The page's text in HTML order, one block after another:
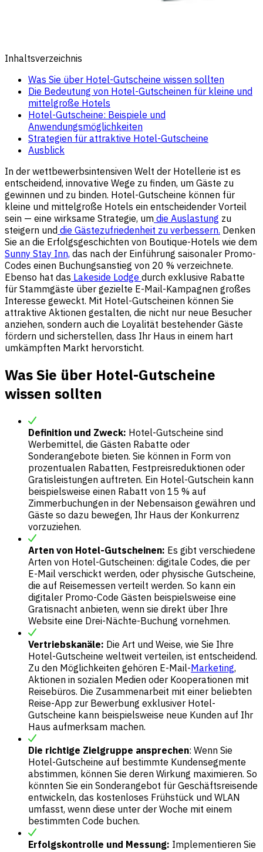
Inhaltsverzeichnis
Was Sie über Hotel-Gutscheine wissen sollten
Die Bedeutung von Hotel-Gutscheinen für kleine und
mittelgroße Hotels
Hotel-Gutscheine: Beispiele und
Anwendungsmöglichkeiten
Strategien für attraktive Hotel-Gutscheine
Ausblick
In der wettbewerbsintensiven Welt der Hotellerie ist es
entscheidend, innovative Wege zu finden, um Gäste zu
gewinnen und zu binden. Hotel-Gutscheine können für
kleine und mittelgroße Hotels ein entscheidender Vorteil
sein — eine wirksame Strategie, um die Auslastung zu
steigern und die Gästezufriedenheit zu verbessern. Denken
Sie an die Erfolgsgeschichten von Boutique-Hotels wie dem
Sunny Stay Inn, das nach der Einführung saisonaler Promo-
Codes einen Buchungsanstieg von 20 % verzeichnete.
Ebenso hat das Lakeside Lodge durch exklusive Rabatte
für Stammgäste über gezielte E-Mail-Kampagnen großes
Interesse geweckt. Mit Hotel-Gutscheinen können Sie
attraktive Aktionen gestalten, die nicht nur neue Besucher
anziehen, sondern auch die Loyalität bestehender Gäste
fördern und sicherstellen, dass Ihr Haus in einem hart
umkämpften Markt hervorsticht.
Was Sie über Hotel-Gutscheine
wissen sollten
Definition und Zweck: Hotel-Gutscheine sind
Werbemittel, die Gästen Rabatte oder
Sonderangebote bieten. Sie können in Form von
prozentualen Rabatten, Festpreisreduktionen oder
Gratisleistungen auftreten. Ein Hotel-Gutschein kann
beispielsweise einen Rabatt von 15 % auf
Zimmerbuchungen in der Nebensaison gewähren und
Gäste so dazu bewegen, Ihr Haus der Konkurrenz
vorzuziehen.
Arten von Hotel-Gutscheinen: Es gibt verschiedene
Arten von Hotel-Gutscheinen: digitale Codes, die per
E-Mail verschickt werden, oder physische Gutscheine,
die auf Reisemessen verteilt werden. So kann ein
digitaler Promo-Code Gästen beispielsweise eine
Gratisnacht anbieten, wenn sie direkt über Ihre
Website eine Drei-Nächte-Buchung vornehmen.
Vertriebskanäle: Die Art und Weise, wie Sie Ihre
Hotel-Gutscheine weltweit verteilen, ist entscheidend.
Zu den Möglichkeiten gehören E-Mail-Marketing,
Aktionen in sozialen Medien oder Kooperationen mit
Reisebüros. Die Zusammenarbeit mit einer beliebten
Reise-App zur Bewerbung exklusiver Hotel-
Gutscheine kann beispielsweise neue Kunden auf Ihr
Haus aufmerksam machen.
Die richtige Zielgruppe ansprechen: Wenn Sie
Hotel-Gutscheine auf bestimmte Kundensegmente
abstimmen, können Sie deren Wirkung maximieren. So
könnten Sie ein Sonderangebot für Geschäftsreisende
entwickeln, das kostenloses Frühstück und WLAN
umfasst, wenn diese unter der Woche mit einem
bestimmten Code buchen.
Erfolgskontrolle und Messung: Implementieren Sie